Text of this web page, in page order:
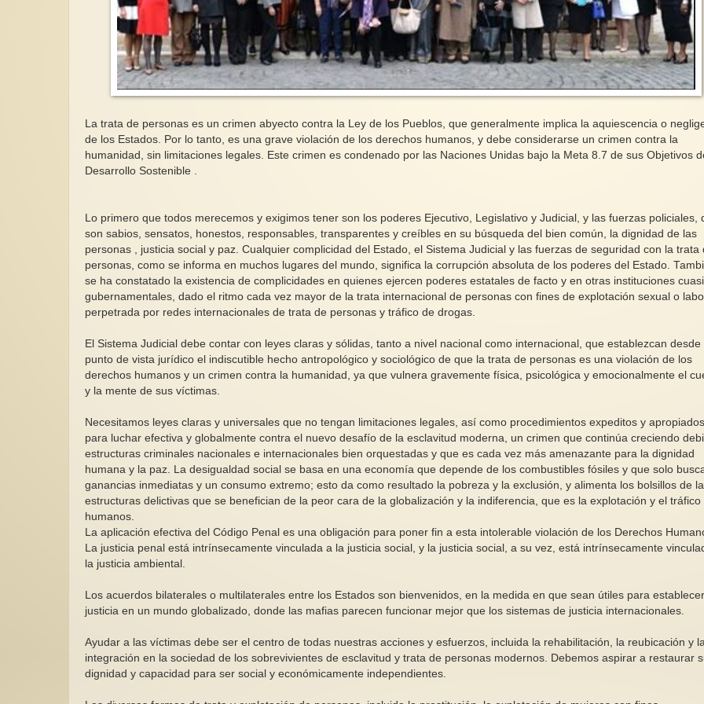
La trata de personas es un crimen abyecto contra la Ley de los Pueblos, que generalmente implica la aquiescencia o
de los Estados. Por lo tanto, es una grave violación de los derechos humanos, y debe considerarse un crimen contra la
humanidad, sin limitaciones legales. Este crimen es condenado por las Naciones Unidas bajo la Meta 8.7 de sus Objetivos
Desarrollo Sostenible .
Lo primero que todos merecemos y exigimos tener son los poderes Ejecutivo, Legislativo y Judicial, y las fuerzas policiales,
son sabios, sensatos, honestos, responsables, transparentes y creíbles en su búsqueda del bien común, la dignidad de las
personas , justicia social y paz. Cualquier complicidad del Estado, el Sistema Judicial y las fuerzas de seguridad con la trata
personas, como se informa en muchos lugares del mundo, significa la corrupción absoluta de los poderes del Estado.
se ha constatado la existencia de complicidades en quienes ejercen poderes estatales de facto y en otras instituciones cuasi
gubernamentales, dado el ritmo cada vez mayor de la trata internacional de personas con fines de explotación sexual o
perpetrada por redes internacionales de trata de personas y tráfico de drogas.
El Sistema Judicial debe contar con leyes claras y sólidas, tanto a nivel nacional como internacional, que establezcan desde
punto de vista jurídico el indiscutible hecho antropológico y sociológico de que la trata de personas es una violación de los
derechos humanos y un crimen contra la humanidad, ya que vulnera gravemente física, psicológica y emocionalmente el
y la mente de sus víctimas.
Necesitamos leyes claras y universales que no tengan limitaciones legales, así como procedimientos expeditos y apropiados
para luchar efectiva y globalmente contra el nuevo desafío de la esclavitud moderna, un crimen que continúa creciendo
estructuras criminales nacionales e internacionales bien orquestadas y que es cada vez más amenazante para la dignidad
humana y la paz. La desigualdad social se basa en una economía que depende de los combustibles fósiles y que solo
ganancias inmediatas y un consumo extremo; esto da como resultado la pobreza y la exclusión, y alimenta los bolsillos de
estructuras delictivas que se benefician de la peor cara de la globalización y la indiferencia, que es la explotación y el tráfico
humanos.
La aplicación efectiva del Código Penal es una obligación para poner fin a esta intolerable violación de los Derechos
La justicia penal está intrínsecamente vinculada a la justicia social, y la justicia social, a su vez, está intrínsecamente
la justicia ambiental.
Los acuerdos bilaterales o multilaterales entre los Estados son bienvenidos, en la medida en que sean útiles para
justicia en un mundo globalizado, donde las mafias parecen funcionar mejor que los sistemas de justicia internacionales.
Ayudar a las víctimas debe ser el centro de todas nuestras acciones y esfuerzos, incluida la rehabilitación, la reubicación y
integración en la sociedad de los sobrevivientes de esclavitud y trata de personas modernos. Debemos aspirar a restaurar
dignidad y capacidad para ser social y económicamente independientes.
El acoso escolar a niños es
minimizado en primaria de South
Bend IN.
A menudo escucho anomalías,
Episodios de una
Desde mil
nueve Almudena
dejó de llegar